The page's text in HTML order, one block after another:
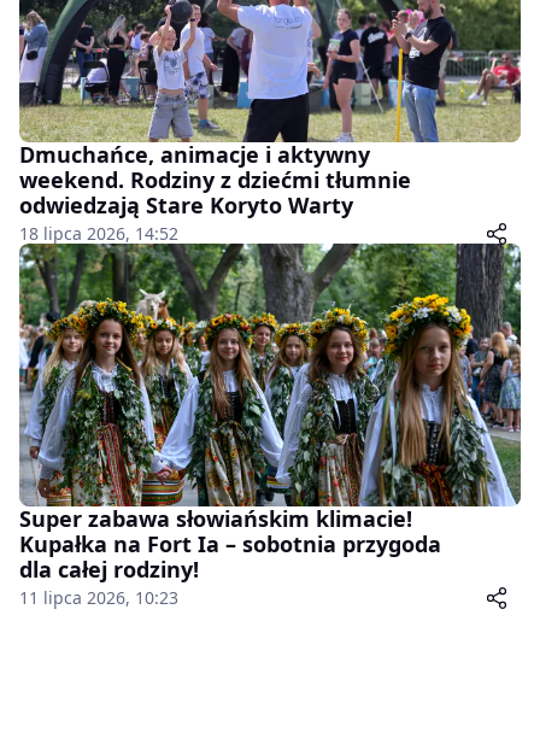
Dmuchańce, animacje i aktywny
weekend. Rodziny z dziećmi tłumnie
odwiedzają Stare Koryto Warty
18 lipca 2026, 14:52
Super zabawa słowiańskim klimacie!
Kupałka na Fort Ia – sobotnia przygoda
dla całej rodziny!
11 lipca 2026, 10:23